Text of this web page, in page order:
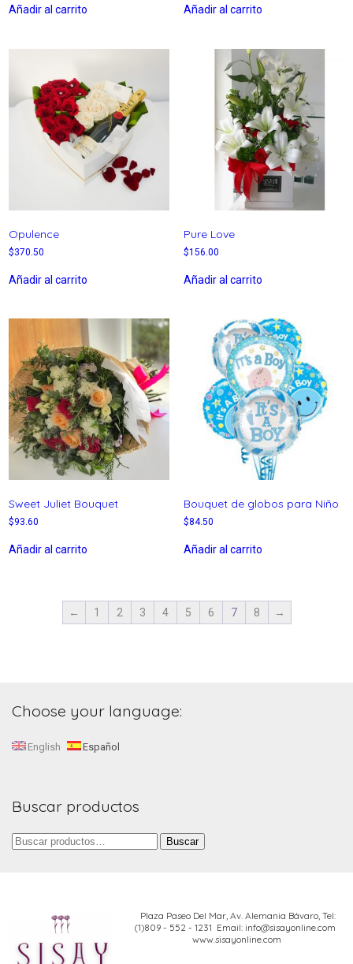
Añadir al carrito Añadir al carrito
Opulence
$370.50
Añadir al carrito
Pure Love
$156.00
Añadir al carrito
Sweet Juliet Bouquet
$93.60
Añadir al carrito
Bouquet de globos para Niño
$84.50
Añadir al carrito
← 1 2 3 4 5 6 7 8 →
Choose your language:
English Español
Buscar productos
Buscar
Buscar
Plaza Paseo Del Mar, Av. Alemania Bávaro, Tel:
(1)809 - 552 - 1231 Email: info@sisayonline.com
www.sisayonline.com